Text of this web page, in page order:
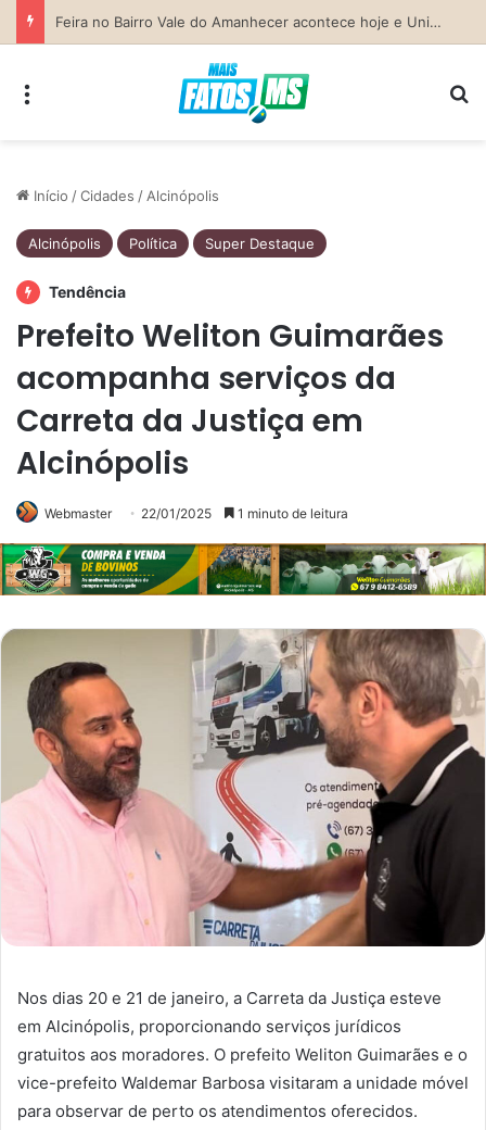
Previsão do Tempo para Costa Rica nesta sexta-feira (7)
Início /Cidades / Alcinópolis
Alcinópolis Política Super Destaque
Tendência
Prefeito Weliton Guimarães
acompanha serviços da
Carreta da Justiça em
Alcinópolis
Webmaster 22/01/2025 1 minuto de leitura
Nos dias 20 e 21 de janeiro, a Carreta da Justiça esteve
em Alcinópolis, proporcionando serviços jurídicos
gratuitos aos moradores. O prefeito Weliton Guimarães e o
vice-prefeito Waldemar Barbosa visitaram a unidade móvel
para observar de perto os atendimentos oferecidos.